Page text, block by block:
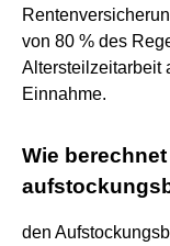
von 80 % des
Altersteilzeitarbeit
Einnahme.
Wie
den